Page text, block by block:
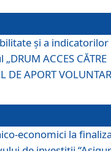
și a indicatorilor
ACCES CĂTRE
DE APORT
economici la